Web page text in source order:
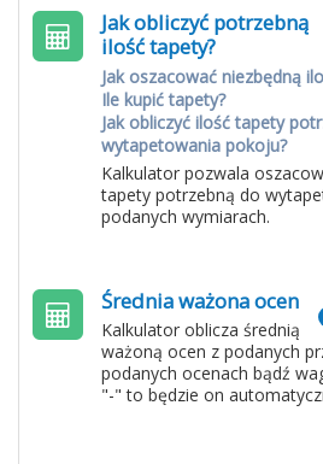
Jak obliczyć potrzebną
ilość tapety?
Jak oszacować niezbędną
Ile kupić tapety?
Jak obliczyć ilość tapety
wytapetowania pokoju?
Kalkulator pozwala
tapety potrzebną do
podanych wymiarach.
Średnia ważona ocen
Kalkulator oblicza średnią
ważoną ocen z podanych
podanych ocenach bądź
"-" to będzie on